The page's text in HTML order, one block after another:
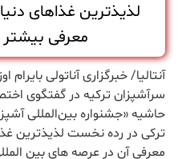
لذیذترین غذاهای
معرفی بیشتر
آنتالیا/ خبرگزاری آناتولی
سرآشپزان ترکیه در گفتگوی
حاشیه «جشنواره بین‌المللی
ترکی در رده نخست لذیذترین
معرفی آن در عرصه های بین